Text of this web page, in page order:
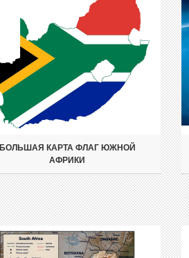
БОЛЬШАЯ КАРТА ФЛАГ ЮЖНОЙ
АФРИКИ